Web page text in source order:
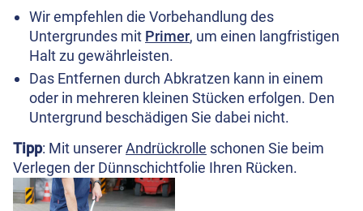
Wir empfehlen die Vorbehandlung des
Untergrundes mit Primer, um einen langfristigen
Halt zu gewährleisten.
Das Entfernen durch Abkratzen kann in einem
oder in mehreren kleinen Stücken erfolgen. Den
Untergrund beschädigen Sie dabei nicht.
Tipp: Mit unsererAndrückrolle schonen Sie beim
Verlegen der Dünnschichtfolie Ihren Rücken.